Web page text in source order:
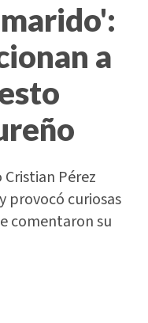
a
Pérez
provocó curiosas
comentaron su